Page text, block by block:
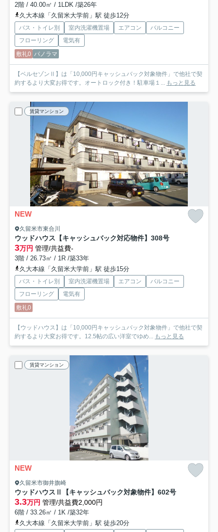
2階 / 40.00㎡ / 1LDK /築26年
久大本線「久留米大学前」駅 徒歩12分
バス・トイレ別 室内洗濯機置場 エアコン
バルコニー
フローリング
電気有
敷礼0 パノラマ
【ベルセゾンⅡ】は「10,000円キャッシュバック対象物件」で他社で契
約するより大変お得です。オートロック付き！駐車場１... もっと見る
賃貸マンション
NEW
久留米市東合川
ウッドハウス【キャッシュバック対応物件】 308号
3万円 管理/共益費-
3階 / 26.73㎡ / 1R /築33年
久大本線「久留米大学前」駅 徒歩15分
バス・トイレ別 室内洗濯機置場 エアコン
バルコニー
フローリング
電気有
敷礼0
【ウッドハウス】は「10,000円キャッシュバック対象物件」で他社で契
約するより大変お得です。12.5帖の広い洋室でゆめ... もっと見る
賃貸マンション
NEW
久留米市御井旗崎
ウッドハウスⅡ【キャッシュバック対象物件】 602号
3.3万円 管理/共益費2,000円
6階 / 33.26㎡ / 1K /築32年
久大本線「久留米大学前」駅 徒歩20分